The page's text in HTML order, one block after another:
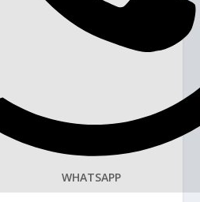
WHATSAPP